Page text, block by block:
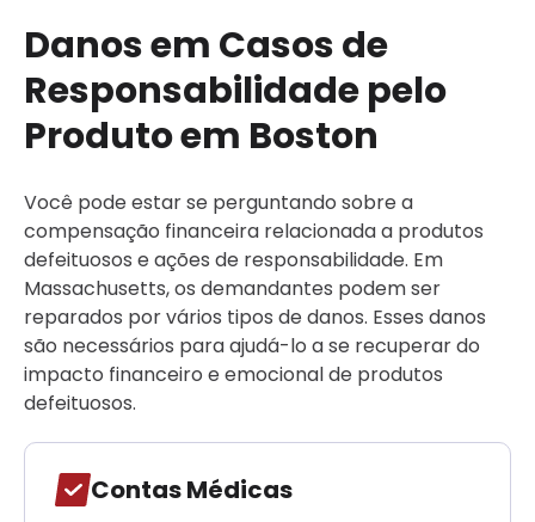
Danos em Casos de
Responsabilidade pelo
Produto em Boston
Você pode estar se perguntando sobre a
compensação financeira relacionada a produtos
defeituosos e ações de responsabilidade. Em
Massachusetts, os demandantes podem ser
reparados por vários tipos de danos. Esses danos
são necessários para ajudá-lo a se recuperar do
impacto financeiro e emocional de produtos
defeituosos.
Contas Médicas